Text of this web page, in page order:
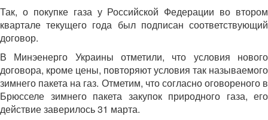
Так, о покупке газа у Российской Федерации во втором
квартале текущего года был подписан соответствующий
договор.
В Минэенерго Украины отметили, что условия нового
договора, кроме цены, повторяют условия так называемого
зимнего пакета на газ. Отметим, что согласно оговореного в
Брюсселе зимнего пакета закупок природного газа, его
действие заверилось 31 марта.